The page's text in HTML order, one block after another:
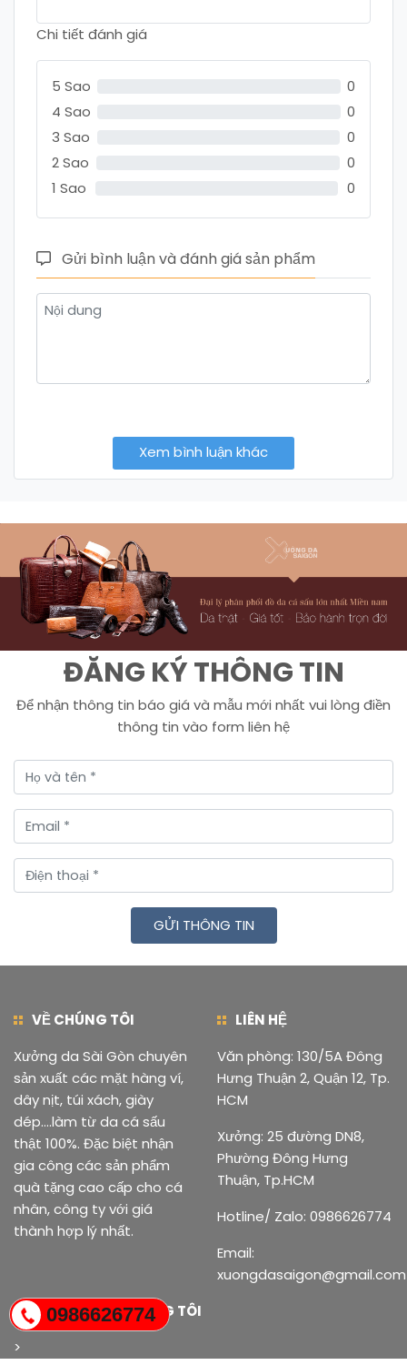
Chi tiết đánh giá
5 Sao
0
4 Sao
0
3 Sao
0
2 Sao
0
1 Sao
0
Gửi bình luận và đánh giá sản phẩm
Xem bình luận khác
ĐĂNG KÝ THÔNG TIN
Để nhận thông tin báo giá và mẫu mới nhất vui lòng điền
thông tin vào form liên hệ
GỬI THÔNG TIN
VỀ CHÚNG TÔI
Xưởng da Sài Gòn chuyên
sản xuất các mặt hàng ví,
dây nịt, túi xách, giày
dép....làm từ da cá sấu
thật 100%. Đặc biệt nhận
gia công các sản phẩm
quà tặng cao cấp cho cá
nhân, công ty với giá
thành hợp lý nhất.
LIÊN HỆ
Văn phòng: 130/5A Đông
Hưng Thuận 2, Quận 12, Tp.
HCM
Xưởng: 25 đường DN8,
Phường Đông Hưng
Thuận, Tp.HCM
Hotline/ Zalo: 0986626774
Email:
xuongdasaigon@gmail.com
KẾT NỐI VỚI CHÚNG TÔI
>